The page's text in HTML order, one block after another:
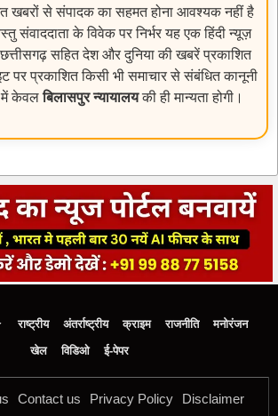
खबरों से संपादक का सहमत होना आवश्यक नहीं है
संवाददाता के विवेक पर निर्भर यह एक हिंदी न्यूज़
सहित देश और दुनिया की खबरें प्रकाशित
पर प्रकाशित किसी भी समाचार से संबंधित कानूनी
में केवलबिलासपुर न्यायालयकी ही मान्यता होगी।
राष्ट्रीय अंतर्राष्ट्रीय क्राइम राजनीति
मनोरंजन
खेल
विडिओ ई-पेपर
Contact us Privacy Policy
Disclaimer